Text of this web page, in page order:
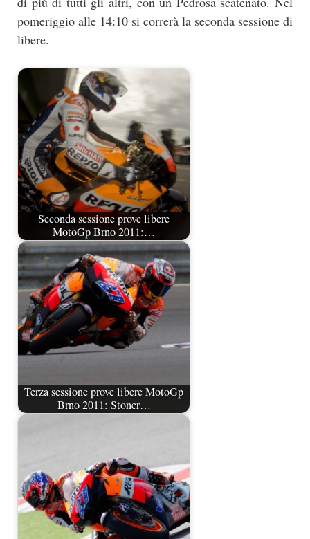
pomeriggio alle 14:10 si correrà la seconda sessione di
libere.
Seconda sessione prove libere
MotoGp Brno 2011:…
Terza sessione prove libere MotoGp
Brno 2011: Stoner…